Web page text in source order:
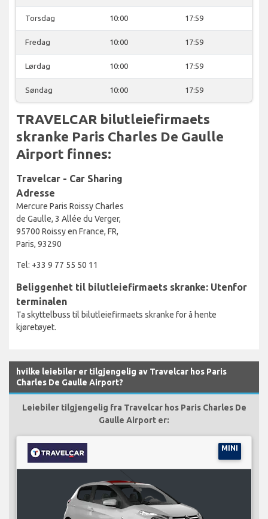
Torsdag 10:00 17:59
Fredag 10:00 17:59
Lørdag 10:00 17:59
Søndag 10:00 17:59
TRAVELCAR bilutleiefirmaets
skranke Paris Charles De Gaulle
Airport finnes:
Travelcar - Car Sharing
Adresse
Mercure Paris Roissy Charles
de Gaulle, 3 Allée du Verger,
95700 Roissy en France, FR,
Paris, 93290
Tel: +33 9 77 55 50 11
Beliggenhet til bilutleiefirmaets skranke: Utenfor
terminalen
Ta skyttelbuss til bilutleiefirmaets skranke for å hente
kjøretøyet.
hvilke leiebiler er tilgjengelig av Travelcar hos Paris
Charles De Gaulle Airport?
Leiebiler tilgjengelig fra Travelcar hos Paris Charles De
Gaulle Airport er:
MINI